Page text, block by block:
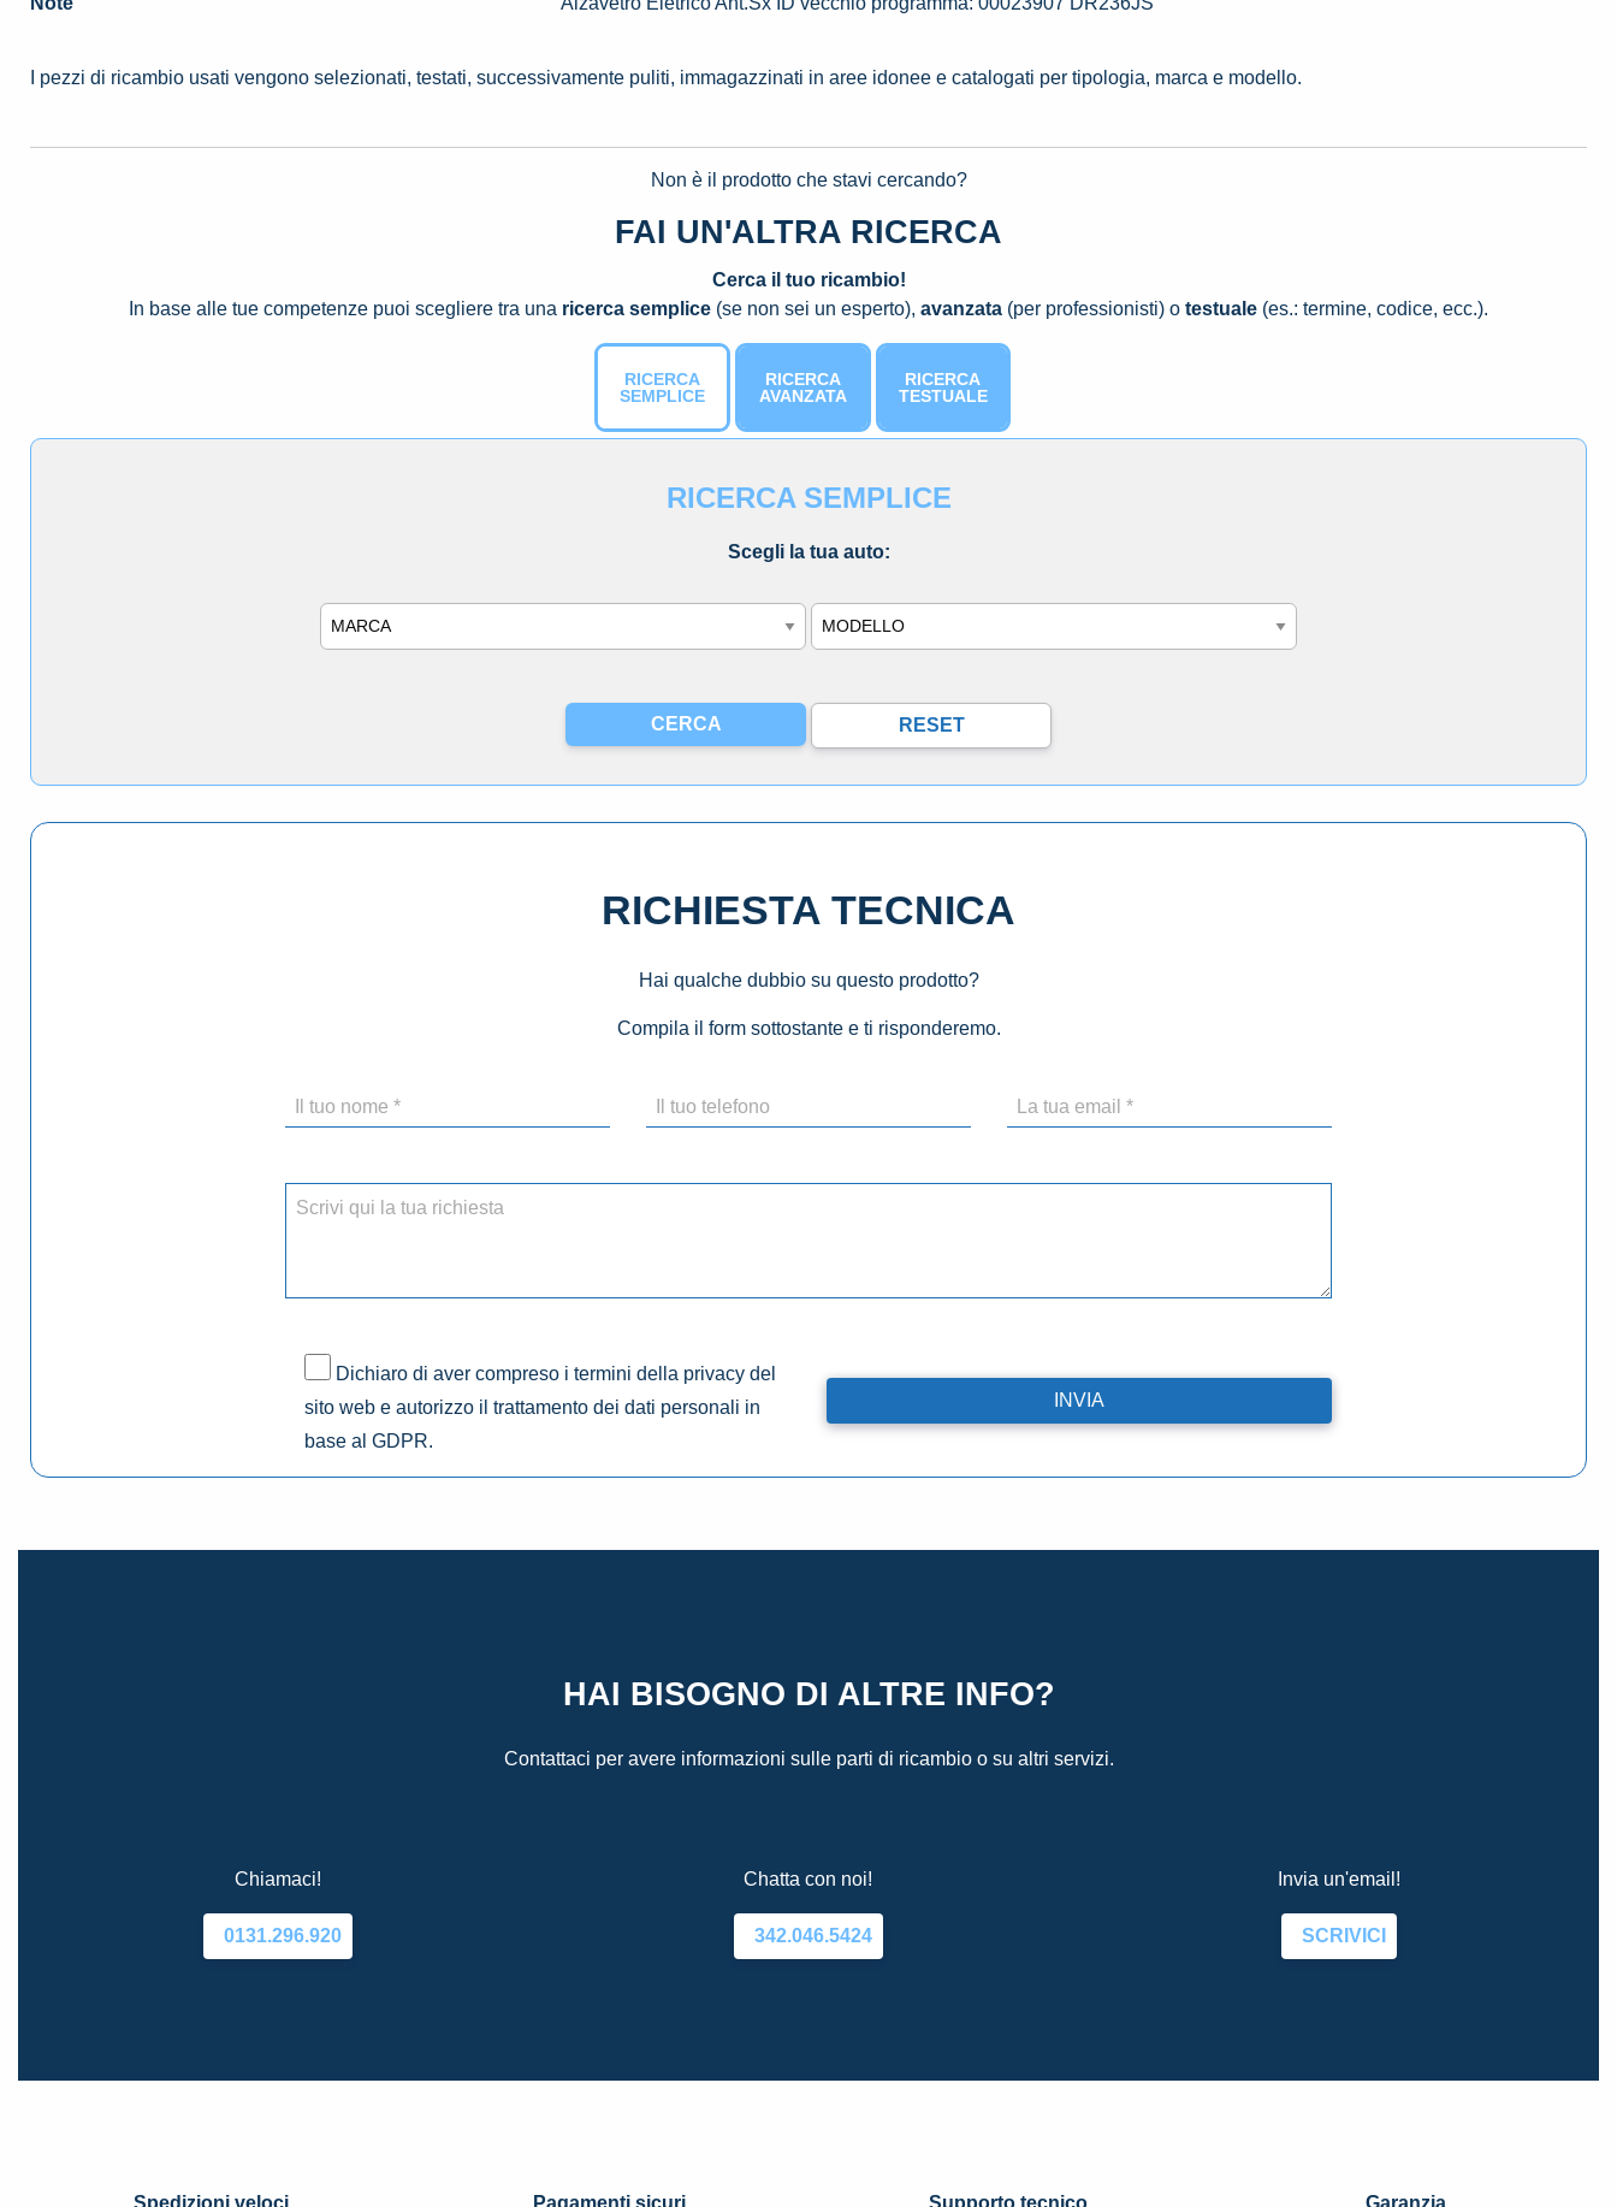
I pezzi di ricambio usati vengono selezionati, testati, successivamente puliti, immagazzinati in aree idonee e catalogati per tipologia, marca e modello.
Non è il prodotto che stavi cercando?
FAI UN'ALTRA RICERCA
Cerca il tuo ricambio!
In base alle tue competenze puoi scegliere tra una ricerca semplice (se non sei un esperto), avanzata (per professionisti) o testuale (es.: termine, codice, ecc.).
RICERCA
SEMPLICE
RICERCA
AVANZATA
RICERCA
TESTUALE
RICERCA SEMPLICE
Scegli la tua auto:
Marca Modello
RICHIESTA TECNICA
Hai qualche dubbio su questo prodotto?
Compila il form sottostante e ti risponderemo.
Dichiaro di aver compreso i termini della privacy del
sito web e autorizzo il trattamento dei dati personali in
base al GDPR.
HAI BISOGNO DI ALTRE INFO?
Contattaci per avere informazioni sulle parti di ricambio o su altri servizi.
Chiamaci!
0131.296.920
Chatta con noi!
342.046.5424
Invia un'email!
SCRIVICI
Spedizioni veloci
Pagamenti sicuri
Supporto tecnico
Garanzia